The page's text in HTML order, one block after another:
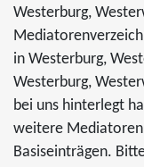
Westerburg,
in Westerburg,
Westerburg,
bei uns hinterlegt
weitere
Basiseinträgen.